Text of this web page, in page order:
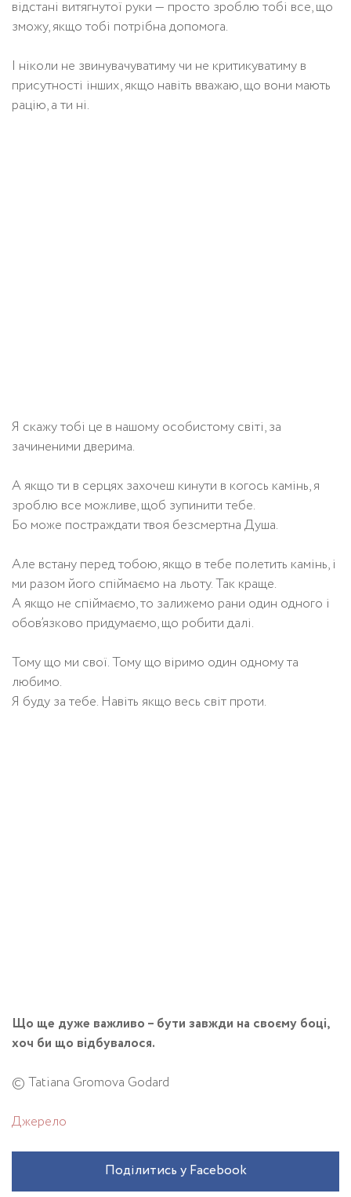
відстані витягнутої руки — просто зроблю тобі все, що
зможу, якщо тобі потрібна допомога.
І ніколи не звинувачуватиму чи не критикуватиму в
присутності інших, якщо навіть вважаю, що вони мають
рацію, а ти ні.
Я скажу тобі це в нашому особистому світі, за
зачиненими дверима.
А якщо ти в серцях захочеш кинути в когось камінь, я
зроблю все можливе, щоб зупинити тебе.
Бо може постраждати твоя безсмертна Душа.
Але встану перед тобою, якщо в тебе полетить камінь, і
ми разом його спіймаємо на льоту. Так краще.
А якщо не спіймаємо, то залижемо рани один одного і
обов’язково придумаємо, що робити далі.
Тому що ми свої. Тому що віримо один одному та
любимо.
Я буду за тебе. Навіть якщо весь світ проти.
Що ще дуже важливо – бути завжди на своєму боці,
хоч би що відбувалося.
© Tatiana Gromova Godard
Джерело
Поділитись у Facebook